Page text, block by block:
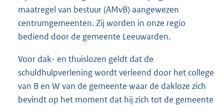
maatregel van bestuur (AMvB) aangewezen
centrumgemeenten. Zij worden in onze regio
bediend door de gemeente Leeuwarden.
Voor dak- en thuislozen geldt dat de
schuldhulpverlening wordt verleend door het college
van B en W van de gemeente waar de dakloze zich
bevindt op het moment dat hij zich tot de gemeente